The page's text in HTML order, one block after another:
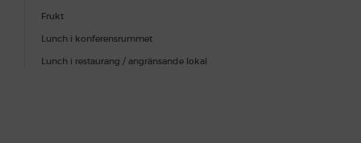
Frukt
Lunch i konferensrummet
Lunch i restaurang / angränsande lokal